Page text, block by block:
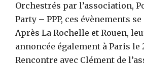
Orchestrés par l’association,
Party – PPP, ces évènements
Après La Rochelle et Rouen,
annoncée également à Paris
Rencontre avec Clément de